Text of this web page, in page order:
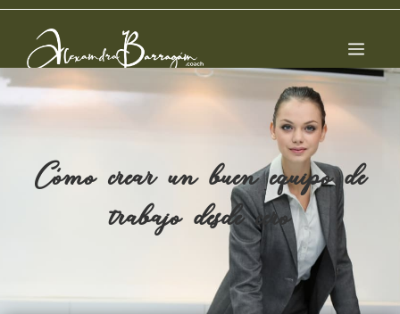
Cómo crear un buen equipo de
trabajo desde cero